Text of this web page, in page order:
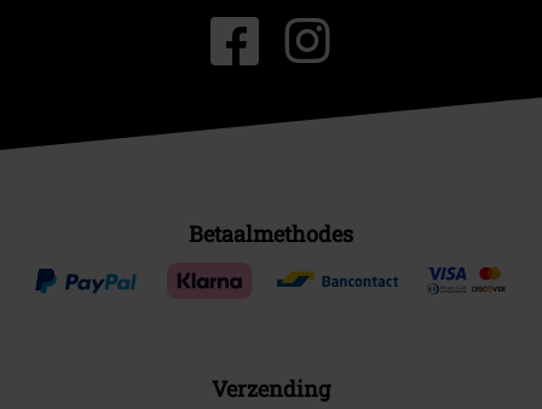
Betaalmethodes
Verzending